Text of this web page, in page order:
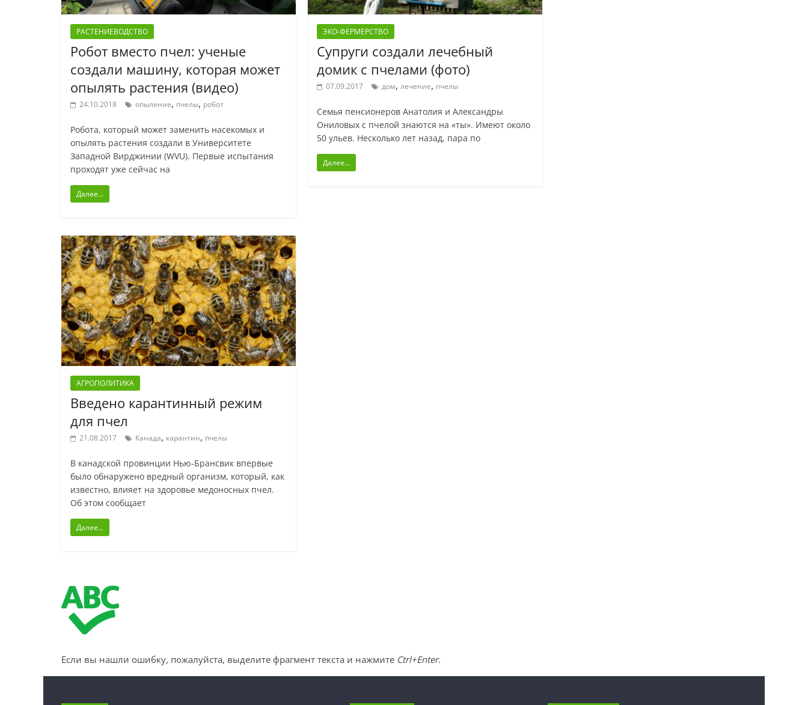
РАСТЕНИЕВОДСТВО
Робот вместо пчел: ученые
создали машину, которая может
опылять растения (видео)
24.10.2018 опыление, пчелы, робот
Робота, который может заменить насекомых и
опылять растения создали в Университете
Западной Вирджинии (WVU). Первые испытания
проходят уже сейчас на
Далее...
ЭКО-ФЕРМЕРСТВО
Супруги создали лечебный
домик с пчелами (фото)
07.09.2017 дом,лечение, пчелы
Семья пенсионеров Анатолия и Александры
Ониловых с пчелой знаются на «ты». Имеют около
50 ульев. Несколько лет назад, пара по
Далее...
АГРОПОЛИТИКА
Введено карантинный режим
для пчел
21.08.2017 Канада, карантин, пчелы
В канадской провинции Нью-Брансвик впервые
было обнаружено вредный организм, который, как
известно, влияет на здоровье медоносных пчел.
Об этом сообщает
Далее...
Если вы нашли ошибку, пожалуйста, выделите фрагмент текста и нажмите Ctrl+Enter.